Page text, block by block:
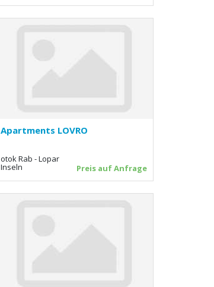
Apartments LOVRO
otok Rab - Lopar
Inseln Preis auf Anfrage